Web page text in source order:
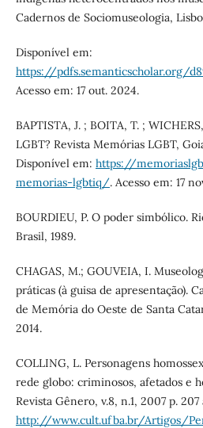
Cadernos de Sociomuseologia,
Disponível em:
https://pdfs.semanticscholar.org/
Acesso em: 17 out. 2024.
BAPTISTA, J. ; BOITA, T. ;
LGBT? Revista Memórias LGBT,
Disponível em: https://
memorias-lgbtiq/. Acesso em: 17
BOURDIEU, P. O poder simbólico.
Brasil, 1989.
CHAGAS, M.; GOUVEIA, I.
práticas (à guisa de apresentação).
de Memória do Oeste de Santa
2014.
COLLING, L. Personagens
rede globo: criminosos, afetados e
Revista Gênero, v.8, n.1, 2007 p.
http://www.cult.ufba.br/Artigos/